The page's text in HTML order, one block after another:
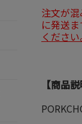
注文が
に発送
ください
【商品説